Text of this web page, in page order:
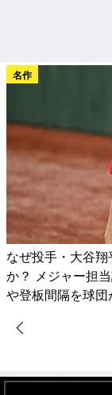
名作
なぜ投手・大谷翔
か？ メジャー担
や登板間隔を球団